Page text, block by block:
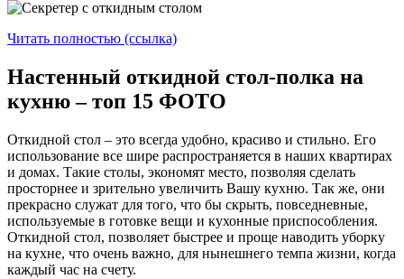
Читать полностью (ссылка)
Настенный откидной стол-полка на
кухню – топ 15 ФОТО
Откидной стол – это всегда удобно, красиво и стильно. Его
использование все шире распространяется в наших квартирах
и домах. Такие столы, экономят место, позволяя сделать
просторнее и зрительно увеличить Вашу кухню. Так же, они
прекрасно служат для того, что бы скрыть, повседневные,
используемые в готовке вещи и кухонные приспособления.
Откидной стол, позволяет быстрее и проще наводить уборку
на кухне, что очень важно, для нынешнего темпа жизни, когда
каждый час на счету.